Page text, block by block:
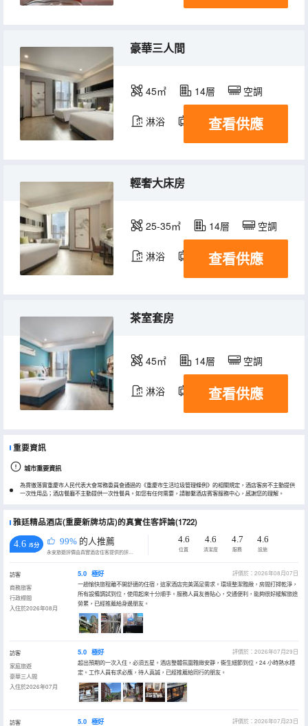
豪華三人間
45㎡ 14層 空調
淋浴 電視機
查看供應
輕奢大床房
25-35㎡ 14層 空調
淋浴 電視機
查看供應
茶室套房
45㎡ 14層 空調
淋浴 電視機
查看供應
重要資訊
城市重要資訊
為貫徹落實重慶市人民代表大會常務委員會通過的《重慶市生活垃圾管理條例》的相關規定，酒店客房不主動提供
一次性用品；酒店餐廳不主動提供一次性餐具。如您有任何需要，請聯繫酒店賓客服務中心，感謝您的理解。
雅廷精品酒店(重慶新牌坊店)的真實住客評論(1722)
4.6 /5分 99% 的人推薦
永安旅遊評價由真實酒店住客提供的評價。
4.6
位置
4.6
清潔度
4.7
服務
4.6
設施
訪客
商務旅客
行政標間
入住於2026年08月
5.0 極好
評價於：2026年08月07日
一趟愉快旅程離不開舒適的住宿，這家酒店完美滿足需求。環境整潔雅緻，房間打掃乾淨，
所有設備調試到位，使用起來十分順手。服務人員友善貼心，交通便利，能夠很好緩解旅途
勞累，已經推薦給身邊朋友。
訪客
家庭旅遊
豪華三人間
入住於2026年07月
5.0 極好
評價於：2026年07月29日
超出預期的一次入住，必須五星。酒店整體氛圍雅緻安靜，衞生細節到位，24 小時熱水穩
定。工作人員有求必應，待人真誠，已經推薦給同行的朋友。
訪客 5.0 極好 評價於：2026年07月23日